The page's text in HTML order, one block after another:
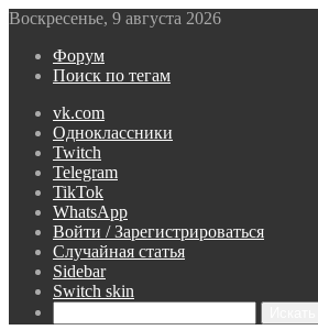
Воскресенье, 9 августа 2026
Форум
Поиск по тегам
vk.com
Одноклассники
Twitch
Telegram
TikTok
WhatsApp
Войти / Зарегистрироваться
Случайная статья
Sidebar
Switch skin